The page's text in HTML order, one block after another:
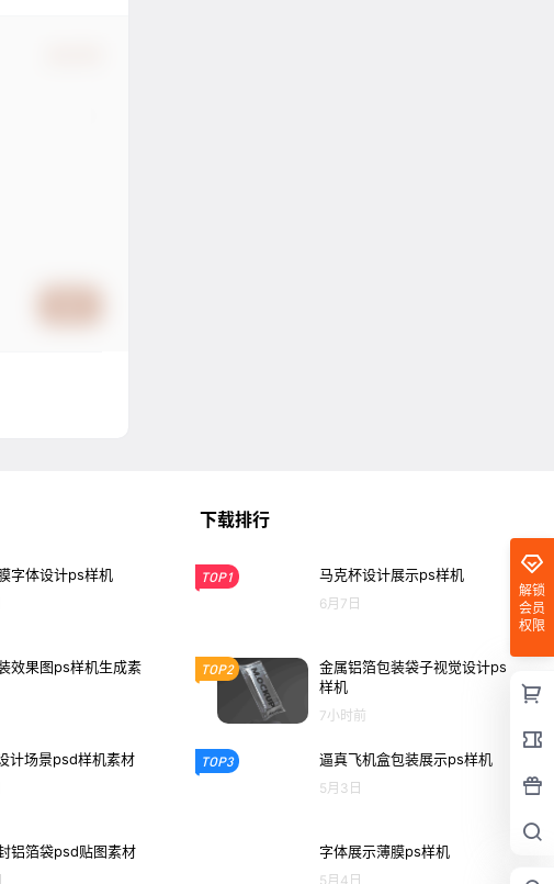
解锁
会员
权限
字体设计ps样机
效果图ps样机生成素
计场景psd样机素材
铝箔袋psd贴图素材
下载排行
TOP1 马克杯设计展示ps样机
6月7日
TOP2
金属铝箔包装袋子视觉设计ps
样机
7小时前
TOP3 逼真飞机盒包装展示ps样机
5月3日
字体展示薄膜ps样机
5月4日